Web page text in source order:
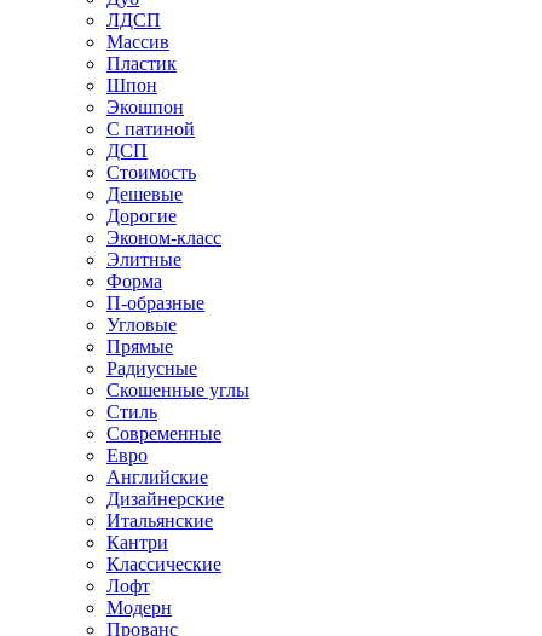
ЛДСП
Массив
Пластик
Шпон
Экошпон
С патиной
ДСП
Стоимость
Дешевые
Дорогие
Эконом-класс
Элитные
Форма
П-образные
Угловые
Прямые
Радиусные
Скошенные углы
Стиль
Современные
Евро
Английские
Дизайнерские
Итальянские
Кантри
Классические
Лофт
Модерн
Прованс